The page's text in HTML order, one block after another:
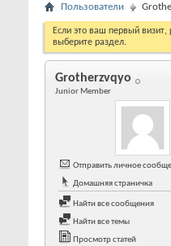
Пользователи
Если это ваш первый
выберите раздел.
Grotherzvqyo
Junior Member
Отправить личное
Домашняя страничка
Найти все сообщения
Найти все темы
Просмотр статей